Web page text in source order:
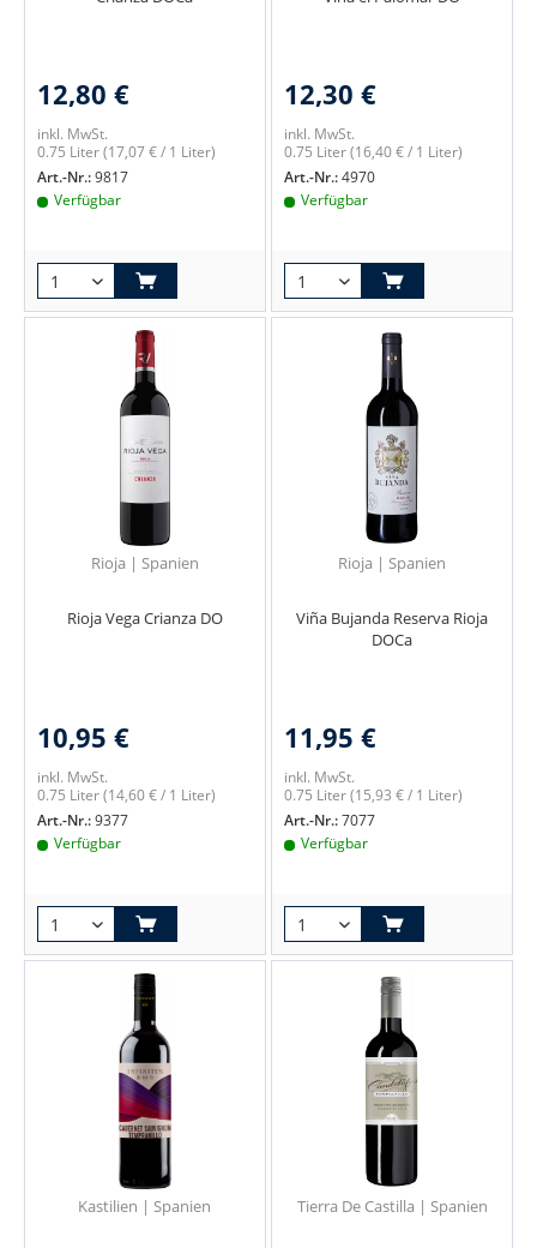
12,80 €
inkl. MwSt.
0.75 Liter(17,07 € / 1 Liter)
Art.-Nr.:9817
Verfügbar
12,30 €
inkl. MwSt.
0.75 Liter(16,40 € / 1 Liter)
Art.-Nr.:4970
Verfügbar
Rioja | Spanien
Rioja Vega Crianza DO
10,95 €
inkl. MwSt.
0.75 Liter(14,60 € / 1 Liter)
Art.-Nr.:9377
Verfügbar
Rioja | Spanien
Viña Bujanda Reserva Rioja
DOCa
11,95 €
inkl. MwSt.
0.75 Liter(15,93 € / 1 Liter)
Art.-Nr.:7077
Verfügbar
Kastilien | Spanien Tierra De Castilla | Spanien